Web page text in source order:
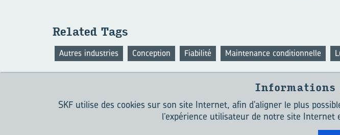
Re­la­ted Tags
Autres industries Conception Fiabilité Maintenance conditionnelle
QUI SOMMES-NOUS ? CONTACT
Informations
SKF utilise des cookies sur son site Internet, afin d'aligner le plus
l’expérience utilisateur de notre site Internet